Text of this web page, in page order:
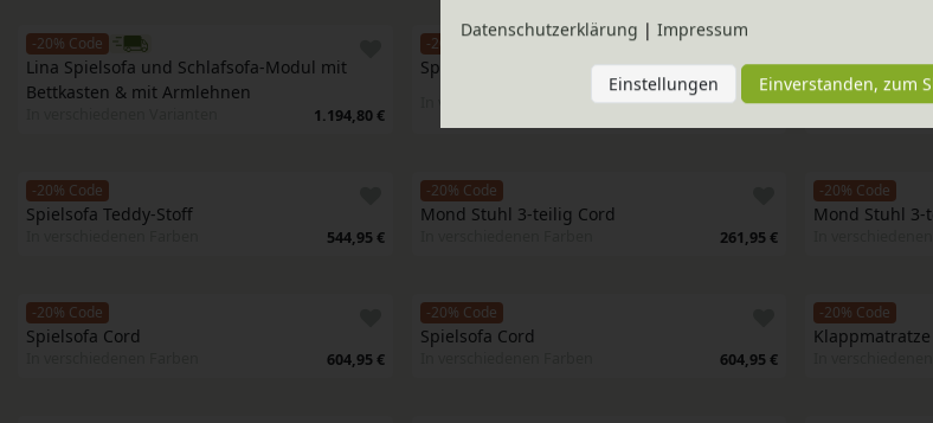
-20% Code
Lina Spielsofa und Schlafsofa-Modul mit
Bettkasten & mit Armlehnen
1.194,80 €
-20% Code
Spielsofa Teddy-Stoff
In verschiedenen Farben 604,95 €
Spielsofa
In
-20% Code
Spielsofa Teddy-Stoff
544,95 €
-20% Code
Mond Stuhl 3-teilig Cord
261,95 €
-20% Code
Mond Stuhl
-20% Code
Spielsofa Cord
604,95 €
-20% Code
Spielsofa Cord
604,95 €
-20% Code
Daten­schutz­erklärung | Impressum
Einstellungen Einverstanden, zum